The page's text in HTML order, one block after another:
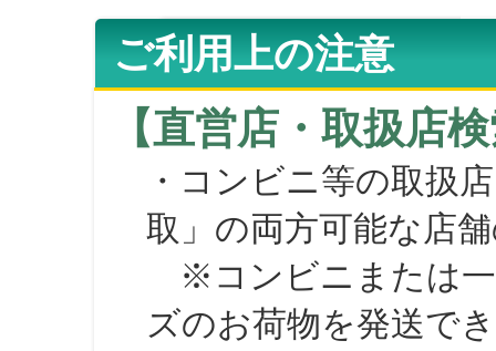
ご利用上の注意
【直営店・取扱店
・コンビニ等の取扱
取」の両方可能な店
※コンビニまたは一
ズのお荷物を発送で